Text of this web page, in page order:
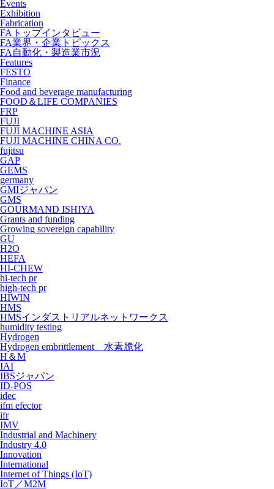
Events
Exhibition
Fabrication
FAトップインタビュー
FA業界・企業トピックス
FA自動化・製造業市況
Features
FESTO
Finance
Food and beverage manufacturing
FOOD＆LIFE COMPANIES
FRP
FUJI
FUJI MACHINE ASIA
FUJI MACHINE CHINA CO.
fujitsu
GAP
GEMS
germany
GMIジャパン
GMS
GOURMAND ISHIYA
Grants and funding
Growing sovereign capability
GU
H2O
HEFA
HI-CHEW
hi-tech pr
high-tech pr
HIWIN
HMS
HMSインダストリアルネットワークス
humidity testing
Hydrogen
Hydrogen embrittlement 水素脆化
H＆M
IAI
IBSジャパン
ID-POS
idec
ifm efector
ifr
IMV
Industrial and Machinery
Industry 4.0
Innovation
International
Internet of Things (IoT)
IoT／M2M